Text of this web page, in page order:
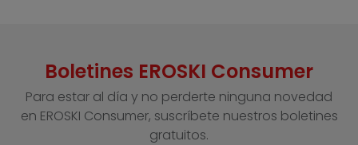
Boletines EROSKI Consumer
Para estar al día y no perderte ninguna novedad
en EROSKI Consumer, suscríbete nuestros boletines
gratuitos.